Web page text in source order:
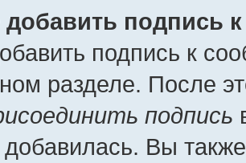
добавить подпись
подпись к
разделе. После
подпись
добавилась. Вы